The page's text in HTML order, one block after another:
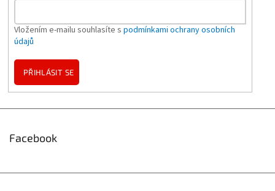
Vložením e-mailu souhlasíte s podmínkami ochrany osobních
údajů
PŘIHLÁSIT SE
Facebook